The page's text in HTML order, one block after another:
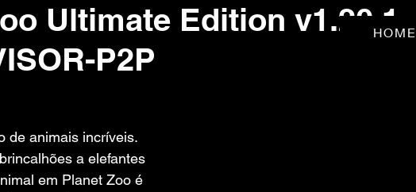
Ultimate Edition v1.20.1
P2P
de animais incríveis.
a elefantes
em Planet Zoo é
HOME